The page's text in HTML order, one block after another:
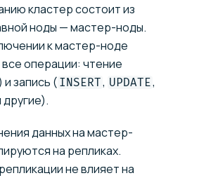
кластер состоит из
ноды — мастер-ноды.
к мастер-ноде
операции: чтение
и запись ( INSERT, UPDATE,
другие).
данных на мастер-
на репликах.
не влияет на